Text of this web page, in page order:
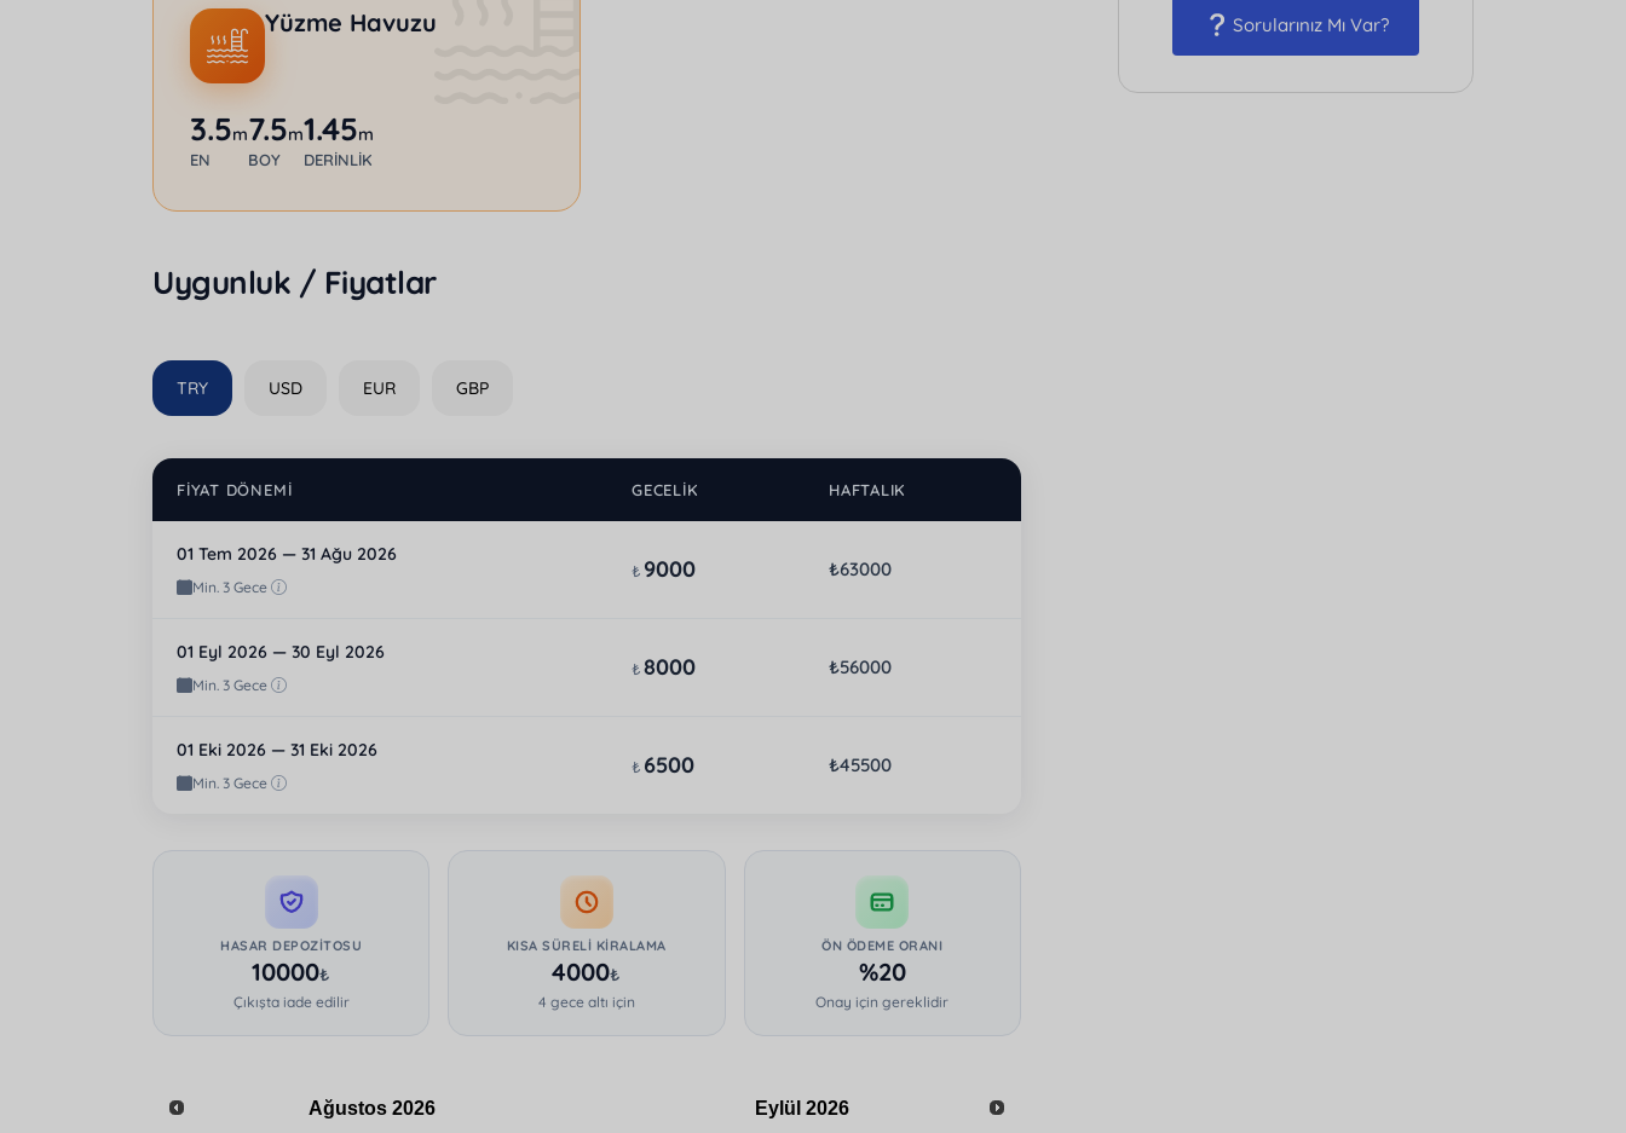
Yüzme Havuzu
3.5m
EN
7.5m
BOY
1.45m
DERINLIK
Uygunluk / Fiyatlar
TRY USD EUR GBP
FIYAT DÖNEMI GECELIK HAFTALIK
01 Tem 2026 — 31 Ağu 2026
Min. 3 Gece
₺ 9000 ₺63000
01 Eyl 2026 — 30 Eyl 2026
Min. 3 Gece
₺8000 ₺56000
01 Eki 2026 — 31 Eki 2026
Min. 3 Gece
₺ 6500 ₺45500
HASAR DEPOZITOSU
10000₺
Çıkışta iade edilir
KISA SÜRELI KIRALAMA
4000₺
4 gece altı için
ÖN ÖDEME ORANI
%20
Onay için gereklidir
Ağustos 2026 Eylül 2026
Sorularınız Mı Var?